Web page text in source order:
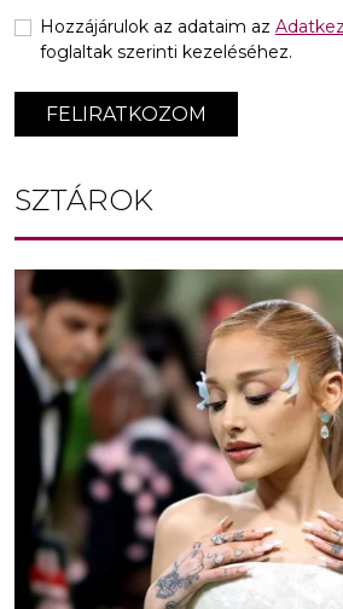
FELIRATKOZOM
Hozzájárulok az adataim az
foglaltak szerinti kezeléséhez.
SZTÁROK